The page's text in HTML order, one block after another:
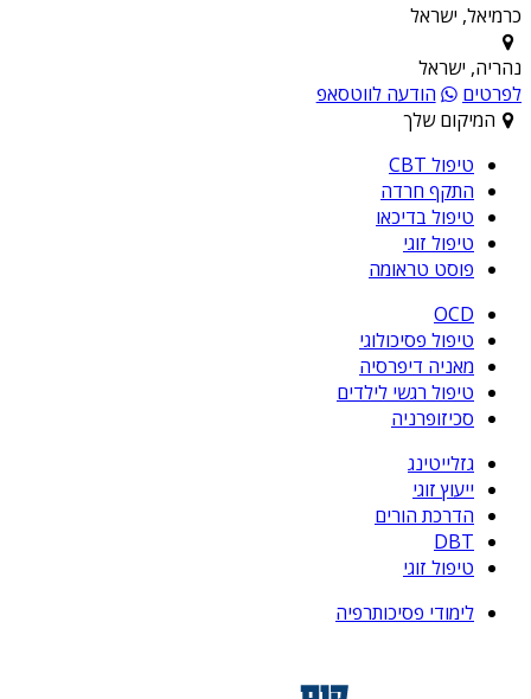
כרמיאל, ישראל
נהריה, ישראל
לפרטים
הודעה לווטסאפ
המיקום שלך
טיפול CBT
התקף חרדה
טיפול בדיכאו
טיפול זוגי
פוסט טראומה
OCD
טיפול פסיכולוגי
מאניה דיפרסיה
טיפול רגשי לילדים
סכיזופרניה
גזלייטינג
ייעוץ זוגי
הדרכת הורים
DBT
טיפול זוגי
לימודי פסיכותרפיה